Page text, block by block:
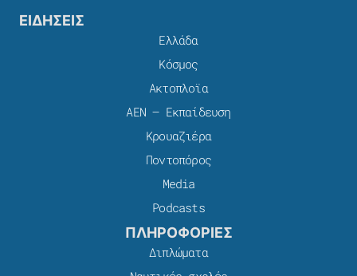
ΕΙΔΗΣΕΙΣ
Ελλάδα
Κόσμος
Ακτοπλοϊα
ΑΕΝ – Εκπαίδευση
Κρουαζιέρα
Ποντοπόρος
Media
Podcasts
ΠΛΗΡΟΦΟΡΙΕΣ
Διπλώματα